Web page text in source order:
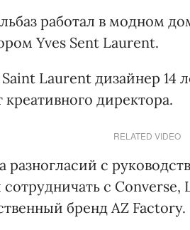
работал в модном
Yves Sent Laurent.
Laurent дизайнер 14
директора.
RELATED VIDEO
разногласий с
сотрудничать с
бренд AZ Factory.